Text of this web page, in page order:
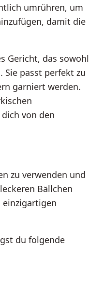
umrühren, um
damit die
Gericht, das sowohl
Sie passt perfekt zu
garniert werden.
von den
zu verwenden und
Bällchen
du folgende